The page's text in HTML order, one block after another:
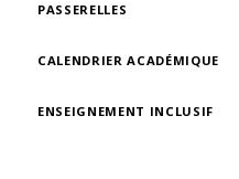
PASSERELLES
CALENDRIER ACADÉMIQUE
ENSEIGNEMENT INCLUSIF